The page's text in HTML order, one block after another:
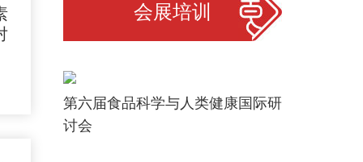
会展培训
第六届食品科学与人类健康国际研
讨会